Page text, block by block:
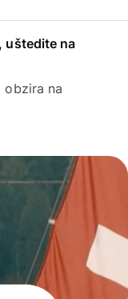
uštedite na
obzira na